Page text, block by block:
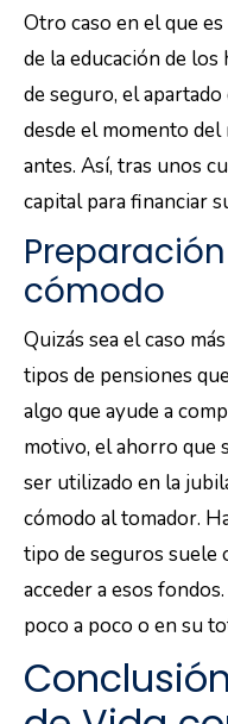
Otro caso en el que
de la educación de
de seguro, el
desde el momento
antes. Así, tras unos
capital para financiar
cómodo
Quizás sea el caso
tipos de pensiones
algo que ayude a
motivo, el ahorro que
ser utilizado en la
cómodo al tomador.
tipo de seguros suele
acceder a esos
poco a poco o en su